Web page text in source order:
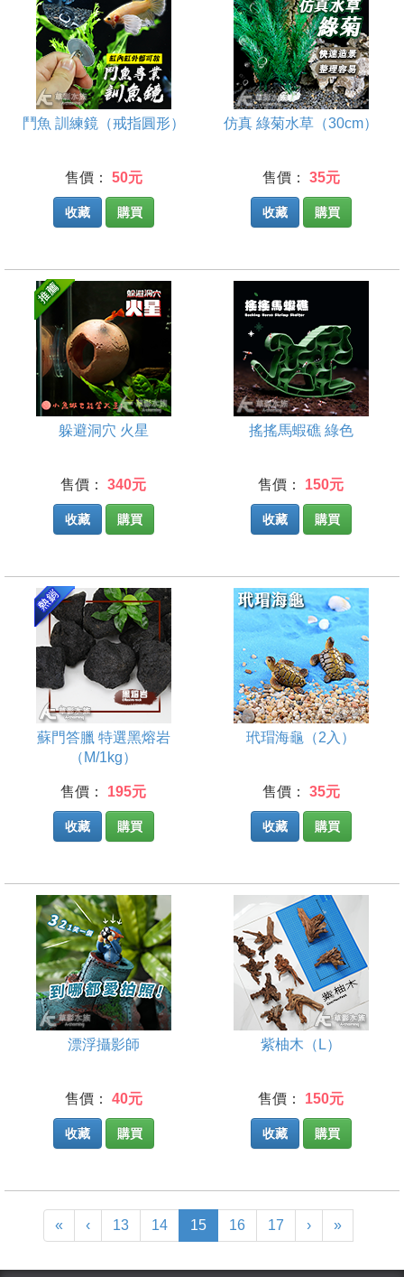
鬥魚 訓練鏡（戒指圓形）
售價： 50元
收藏 購買
仿真 綠菊水草（30cm）
售價： 35元
收藏 購買
躲避洞穴 火星
售價： 340元
收藏 購買
搖搖馬蝦礁 綠色
售價： 150元
收藏 購買
蘇門答臘 特選黑熔岩
（M/1kg）
售價： 195元
收藏 購買
玳瑁海龜（2入）
售價： 35元
收藏 購買
漂浮攝影師
售價： 40元
收藏 購買
紫柚木（L）
售價： 150元
收藏 購買
« ‹ 13 14 15(current)
16 17 › »